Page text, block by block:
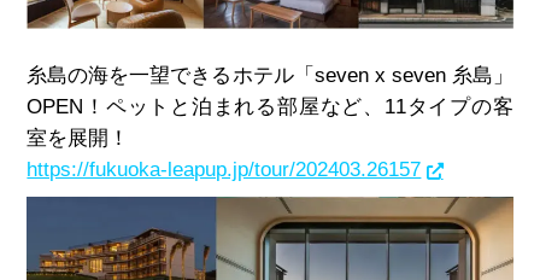
糸島の海を一望できるホテル「seven x seven 糸島」
OPEN！ペットと泊まれる部屋など、11タイプの客
室を展開！
https://fukuoka-leapup.jp/tour/202403.26157